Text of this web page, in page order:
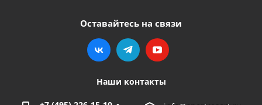
Оставайтесь на связи
Наши контакты